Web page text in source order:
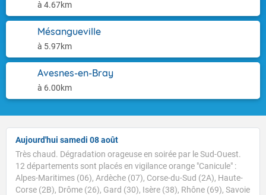
à 4.67km
Mésangueville
à 5.97km
Avesnes-en-Bray
à 6.00km
Aujourd'hui samedi 08 août
Très chaud. Dégradation orageuse en soirée par le Sud-Ouest.
12 départements sont placés en vigilance orange "Canicule" :
Alpes-Maritimes (06), Ardèche (07), Corse-du-Sud (2A), Haute-
Corse (2B), Drôme (26), Gard (30), Isère (38), Rhône (69), Savoie